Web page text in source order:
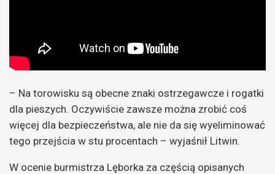
– Na torowisku są obecne znaki ostrzegawcze i rogatki
dla pieszych. Oczywiście zawsze można zrobić coś
więcej dla bezpieczeństwa, ale nie da się wyeliminować
tego przejścia w stu procentach – wyjaśnił Litwin.
W ocenie burmistrza Lęborka za częścią opisanych